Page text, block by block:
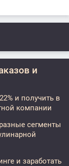
и
и получить в
компании
сегменты
и заработать